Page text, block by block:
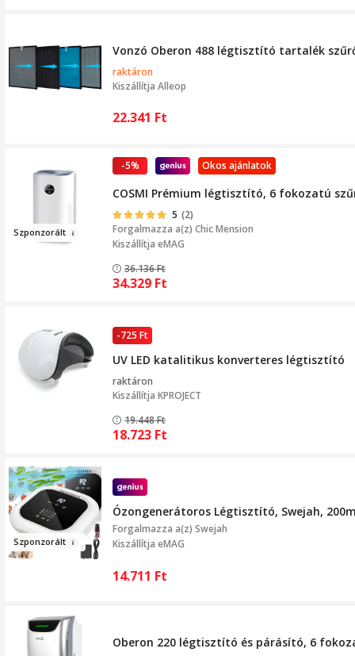
Vonzó Oberon 488 légtisztító tartalék
raktáron
Kiszállítja Alleop
22.341 Ft
Szponzorált
Okos ajánlatok
-5%
COSMI Prémium légtisztító, 6 fokozatú
5 (2)
Forgalmazza a(z) Chic Mension
Kiszállítja eMAG
36.136Ft
34.329 Ft
-725 Ft
UV LED katalitikus konverteres légtisztító
raktáron
Kiszállítja KPROJECT
19.448Ft
18.723 Ft
Szponzorált
Ózongenerátoros Légtisztító, Swejah,
Forgalmazza a(z) Swejah
Kiszállítja eMAG
14.711 Ft
Oberon 220 légtisztító és párásító, 6